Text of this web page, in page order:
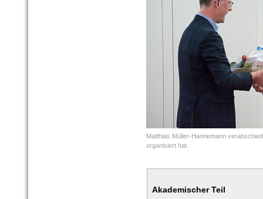
Matthias Müller-Hannemann
organisiert hat.
Akademischer Teil